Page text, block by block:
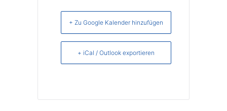
+ Zu Google Kalender hinzufügen
+ iCal / Outlook exportieren